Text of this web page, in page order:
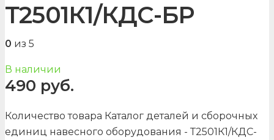
Т2501К1/КДС-БР
0 из 5
В наличии
490 руб.
Количество товара Каталог деталей и сборочных
единиц навесного оборудования - Т2501К1/КДС-